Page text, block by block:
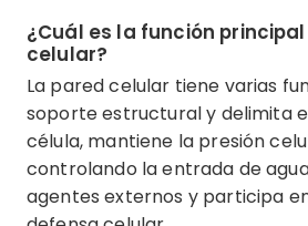
¿Cuál es la función
celular?
La pared celular tiene varias
soporte estructural y delimita
célula, mantiene la presión
controlando la entrada de
agentes externos y participa